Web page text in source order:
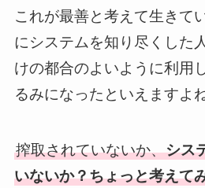
これが最善と考えて生きて
にシステムを知り尽くした
けの都合のよいように利用
るみになったといえますよね
搾取されていないか、シス
いないか？ちょっと考えて